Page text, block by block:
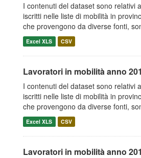
I contenuti del dataset sono relativi
iscritti nelle liste di mobilità in
che provengono da diverse fonti,
Excel XLS CSV
Lavoratori in mobilità anno
I contenuti del dataset sono relativi
iscritti nelle liste di mobilità in
che provengono da diverse fonti,
Excel XLS CSV
Lavoratori in mobilità anno